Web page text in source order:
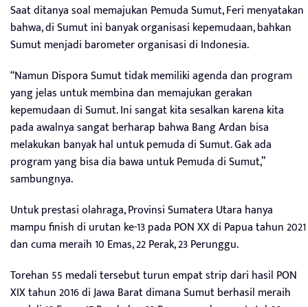
Saat ditanya soal memajukan Pemuda Sumut, Feri menyatakan
bahwa, di Sumut ini banyak organisasi kepemudaan, bahkan
Sumut menjadi barometer organisasi di Indonesia.
“Namun Dispora Sumut tidak memiliki agenda dan program
yang jelas untuk membina dan memajukan gerakan
kepemudaan di Sumut. Ini sangat kita sesalkan karena kita
pada awalnya sangat berharap bahwa Bang Ardan bisa
melakukan banyak hal untuk pemuda di Sumut. Gak ada
program yang bisa dia bawa untuk Pemuda di Sumut,”
sambungnya.
Untuk prestasi olahraga, Provinsi Sumatera Utara hanya
mampu finish di urutan ke-13 pada PON XX di Papua tahun 2021
dan cuma meraih 10 Emas, 22 Perak, 23 Perunggu.
Torehan 55 medali tersebut turun empat strip dari hasil PON
XIX tahun 2016 di Jawa Barat dimana Sumut berhasil meraih